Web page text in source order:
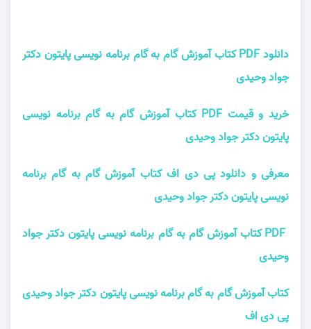
دانلود PDF کتاب آموزش گام به گام برنامه نویسی پایتون دکتر
جواد وحیدی
خرید و قیمت PDF کتاب آموزش گام به گام برنامه نویسی
پایتون دکتر جواد وحیدی
معرفی و دانلود پی دی اف کتاب آموزش گام به گام برنامه
نویسی پایتون دکتر جواد وحیدی
PDF کتاب آموزش گام به گام برنامه نویسی پایتون دکتر جواد
وحیدی
کتاب آموزش گام به گام برنامه نویسی پایتون دکتر جواد وحیدی
پی دی اف